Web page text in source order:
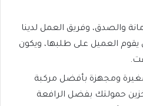
والصدق، وفريق العمل لدينا
يقوم العميل على طلبها، ويكون
ومجهزة بأفضل مركبة
حمولتك بفضل الرافعة